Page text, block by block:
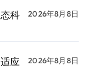
科
2026年8月8日
应
2026年8月8日